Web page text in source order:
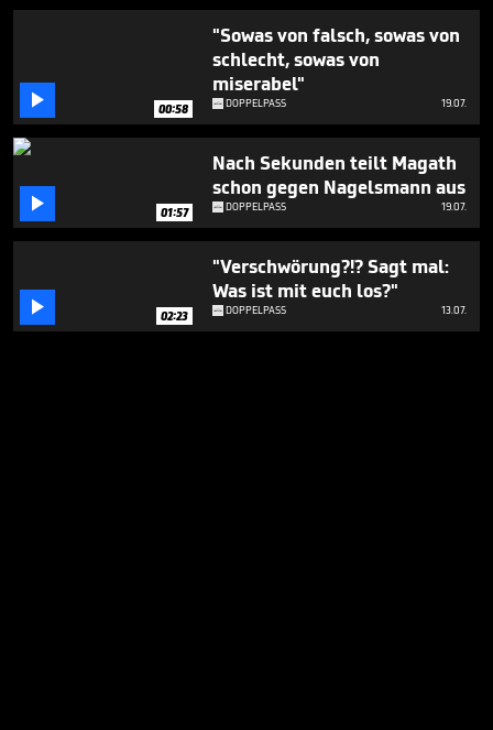
 00:58
"Sowas von falsch, sowas von
schlecht, sowas von
miserabel"
DOPPELPASS 19.07.
 01:57
Nach Sekunden teilt Magath
schon gegen Nagelsmann aus
DOPPELPASS 19.07.
 02:23
"Verschwörung?!? Sagt mal:
Was ist mit euch los?"
DOPPELPASS 13.07.